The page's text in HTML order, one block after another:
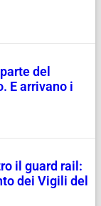
del
E arrivano i
il guard rail:
dei Vigili del